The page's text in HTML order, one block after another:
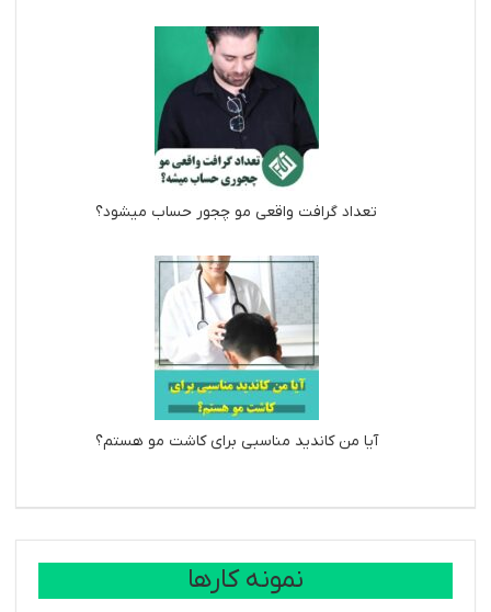
تعداد گرافت واقعی مو چجور حساب میشود؟
آیا من کاندید مناسبی برای کاشت مو هستم؟
نمونه کارها